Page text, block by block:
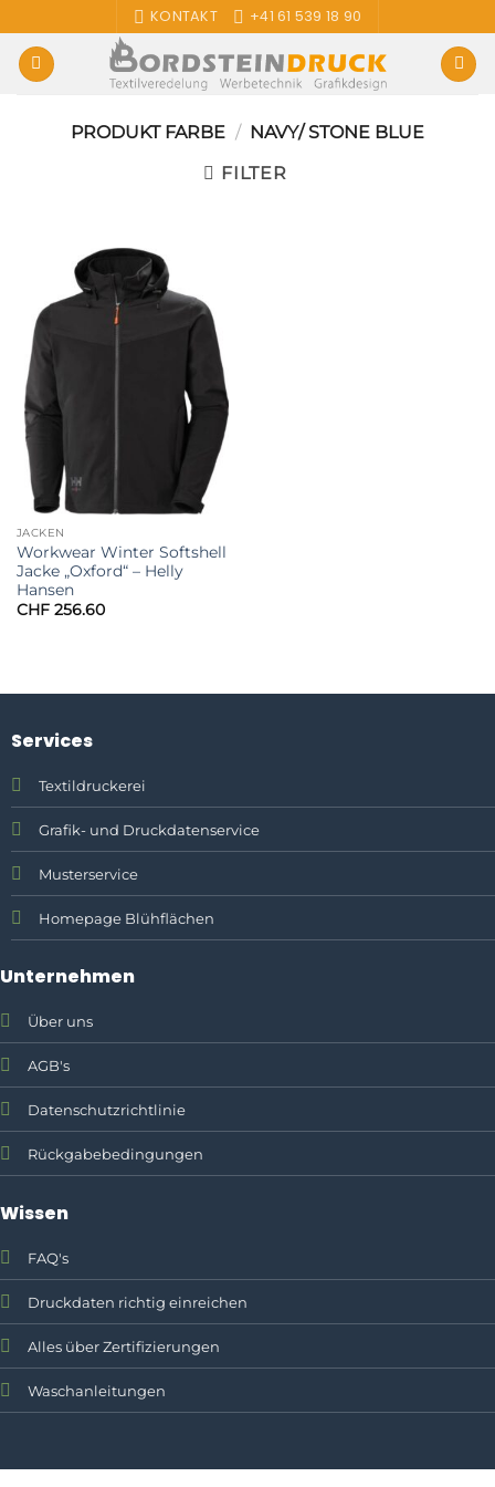
Inhalt
springen
KONTAKT +41 61 539 18 90
PRODUKT FARBE / NAVY/ STONE BLUE
FILTER
JACKEN
Workwear Winter Softshell
Jacke „Oxford“ – Helly
Hansen
CHF256.60
Services
Textildruckerei
Grafik- und Druckdatenservice
Musterservice
Homepage Blühflächen
Unternehmen
Über uns
AGB's
Datenschutzrichtlinie
Rückgabebedingungen
Wissen
FAQ's
Druckdaten richtig einreichen
Alles über Zertifizierungen
Waschanleitungen